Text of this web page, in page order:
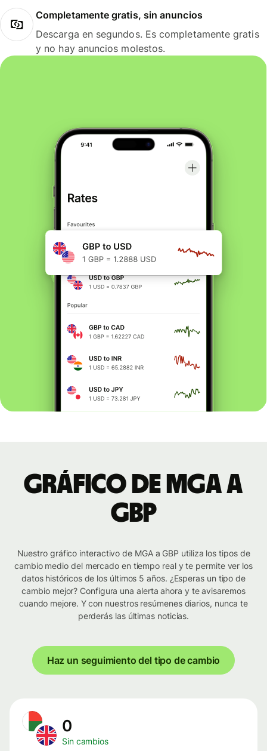
Completamente gratis, sin anuncios
Descarga en segundos. Es completamente gratis
y no hay anuncios molestos.
Gráfico de MGA a
GBP
Nuestro gráfico interactivo de MGA a GBP utiliza los tipos de
cambio medio del mercado en tiempo real y te permite ver los
datos históricos de los últimos 5 años. ¿Esperas un tipo de
cambio mejor? Configura una alerta ahora y te avisaremos
cuando mejore. Y con nuestros resúmenes diarios, nunca te
perderás las últimas noticias.
Haz un seguimiento del tipo de cambio
0
Sin cambios